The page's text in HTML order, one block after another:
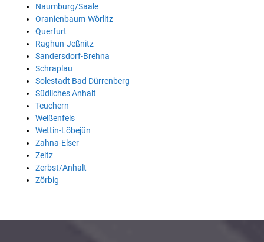
Naumburg/Saale
Oranienbaum-Wörlitz
Querfurt
Raghun-Jeßnitz
Sandersdorf-Brehna
Schraplau
Solestadt Bad Dürrenberg
Südliches Anhalt
Teuchern
Weißenfels
Wettin-Löbejün
Zahna-Elser
Zeitz
Zerbst/Anhalt
Zörbig